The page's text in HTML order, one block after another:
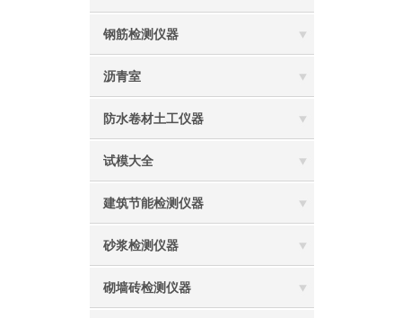
钢筋检测仪器
沥青室
防水卷材土工仪器
试模大全
建筑节能检测仪器
砂浆检测仪器
砌墙砖检测仪器